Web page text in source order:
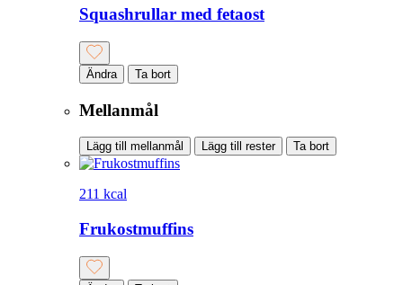
Squashrullar med fetaost
Ändra Ta bort
Mellanmål
Lägg till mellanmål Lägg till rester Ta bort
211 kcal
Frukostmuffins